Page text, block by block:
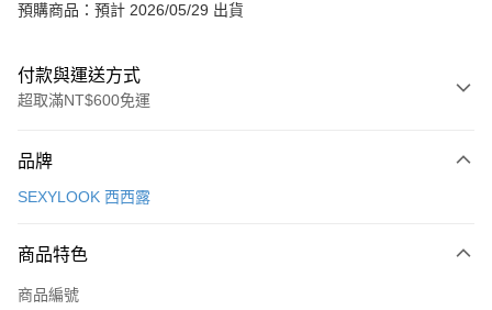
預購商品：預計 2026/05/29 出貨
付款與運送方式
超取滿NT$600免運
信用卡一次付款
LINE Pay
Apple Pay
品牌
SEXYLOOK 西西露
商品特色
商品編號